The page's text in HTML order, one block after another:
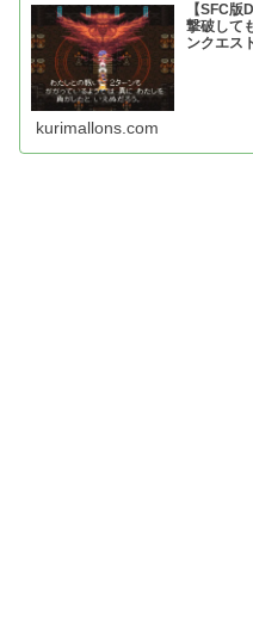
【SFC
撃破して
ンクエス
kurimallons.com